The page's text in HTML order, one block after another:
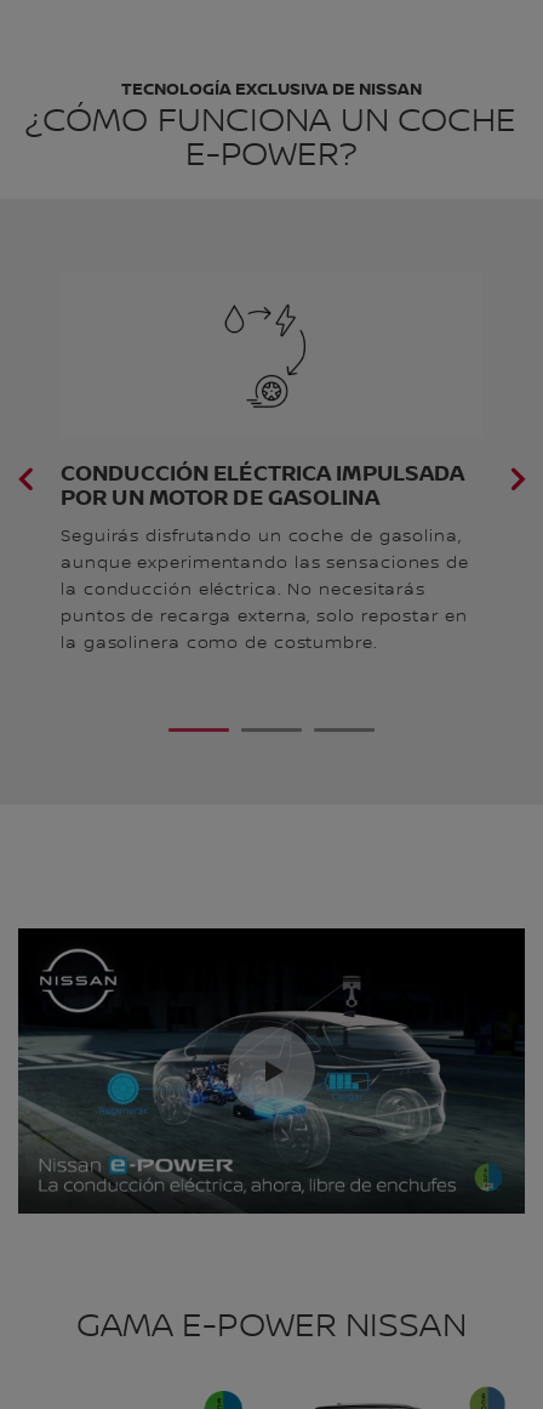
¿CÓMO FUNCIONA UN COCHE
E-POWER?
TECNOLOGÍA EXCLUSIVA DE NISSAN
CONDUCCIÓN ELÉCTRICA IMPULSADA
POR UN MOTOR DE GASOLINA
Seguirás disfrutando un coche de gasolina,
aunque experimentando las sensaciones de
la conducción eléctrica. No necesitarás
puntos de recarga externa, solo repostar en
la gasolinera como de costumbre.
1 2 3
GAMA E-POWER NISSAN